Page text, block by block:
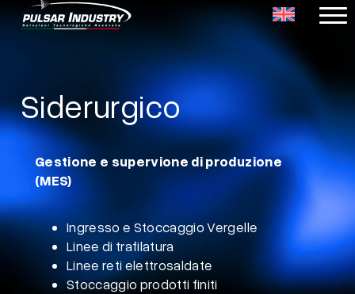
contenuto
Siderurgico
Gestione e supervione di produzione
(MES)
Ingresso e Stoccaggio Vergelle
Linee di trafilatura
Linee reti elettrosaldate
Stoccaggio prodotti finiti